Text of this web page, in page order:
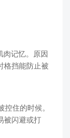
肉记忆。原因
格挡能防止被
住的时候。
被闪避或打